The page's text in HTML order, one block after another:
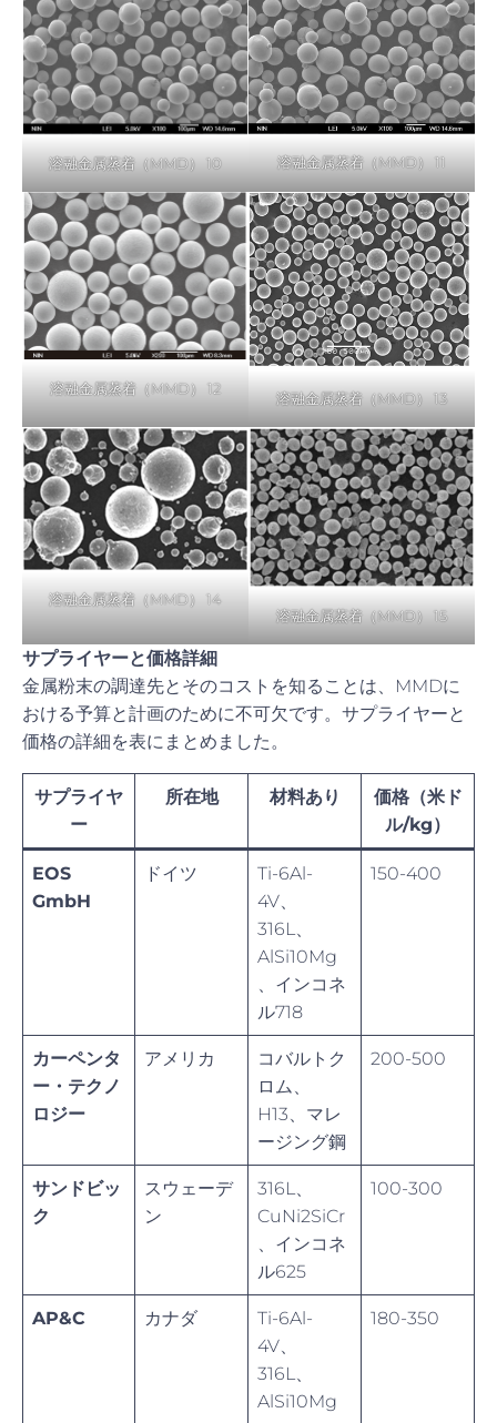
溶融金属蒸着（MMD） 10 溶融金属蒸着（MMD） 11
溶融金属蒸着（MMD） 12
溶融金属蒸着（MMD） 13
溶融金属蒸着（MMD） 14
溶融金属蒸着（MMD） 15
サプライヤーと価格詳細
金属粉末の調達先とそのコストを知ることは、MMDに
おける予算と計画のために不可欠です。サプライヤーと
価格の詳細を表にまとめました。
サプライヤ
ー
所在地 材料あり
価格（米ド
ル/kg）
EOS
GmbH
ドイツ
Ti-6Al-
4V、
316L、
AlSi10Mg
、インコネ
ル718
150-400
カーペンタ
ー・テクノ
ロジー
アメリカ
コバルトク
ロム、
H13、マレ
ージング鋼
200-500
サンドビッ
ク
スウェーデ
ン
316L、
CuNi2SiCr
、インコネ
ル625
100-300
AP&C カナダ
Ti-6Al-
4V、
316L、
AlSi10Mg
180-350